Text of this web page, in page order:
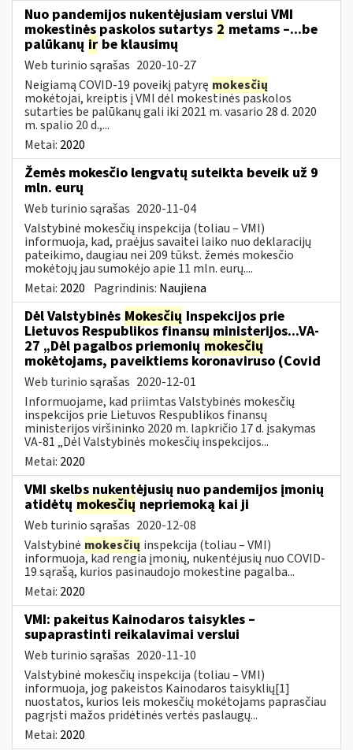
Nuo pandemijos nukentėjusiam verslui VMI
mokestinės paskolos sutartys 2 metams –...be
palūkanų ir be klausimų
Web turinio sąrašas 2020-10-27
Neigiamą COVID-19 poveikį patyrę mokesčių
mokėtojai, kreiptis į VMI dėl mokestinės paskolos
sutarties be palūkanų gali iki 2021 m. vasario 28 d. 2020
m. spalio 20 d.,...
Metai: 2020
Žemės mokesčio lengvatų suteikta beveik už 9
mln. eurų
Web turinio sąrašas 2020-11-04
Valstybinė mokesčių inspekcija (toliau – VMI)
informuoja, kad, praėjus savaitei laiko nuo deklaracijų
pateikimo, daugiau nei 209 tūkst. žemės mokesčio
mokėtojų jau sumokėjo apie 11 mln. eurų....
Metai: 2020 Pagrindinis: Naujiena
Dėl Valstybinės Mokesčių Inspekcijos prie
Lietuvos Respublikos finansų ministerijos...VA-
27 „Dėl pagalbos priemonių mokesčių
mokėtojams, paveiktiems koronaviruso (Covid
Web turinio sąrašas 2020-12-01
Informuojame, kad priimtas Valstybinės mokesčių
inspekcijos prie Lietuvos Respublikos finansų
ministerijos viršininko 2020 m. lapkričio 17 d. įsakymas
VA-81 „Dėl Valstybinės mokesčių inspekcijos...
Metai: 2020
VMI skelbs nukentėjusių nuo pandemijos įmonių
atidėtų mokesčių nepriemoką kai ji
Web turinio sąrašas 2020-12-08
Valstybinė mokesčių inspekcija (toliau – VMI)
informuoja, kad rengia įmonių, nukentėjusių nuo COVID-
19 sąrašą, kurios pasinaudojo mokestine pagalba...
Metai: 2020
VMI: pakeitus Kainodaros taisykles –
supaprastinti reikalavimai verslui
Web turinio sąrašas 2020-11-10
Valstybinė mokesčių inspekcija (toliau – VMI)
informuoja, jog pakeistos Kainodaros taisyklių[1]
nuostatos, kurios leis mokesčių mokėtojams paprasčiau
pagrįsti mažos pridėtinės vertės paslaugų...
Metai: 2020